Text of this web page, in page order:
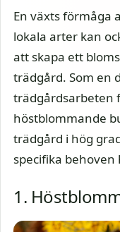
En växts förmåga
lokala arter kan
att skapa ett
trädgård. Som en
trädgårdsarbeten
höstblommande
trädgård i hög
specifika behoven
1.